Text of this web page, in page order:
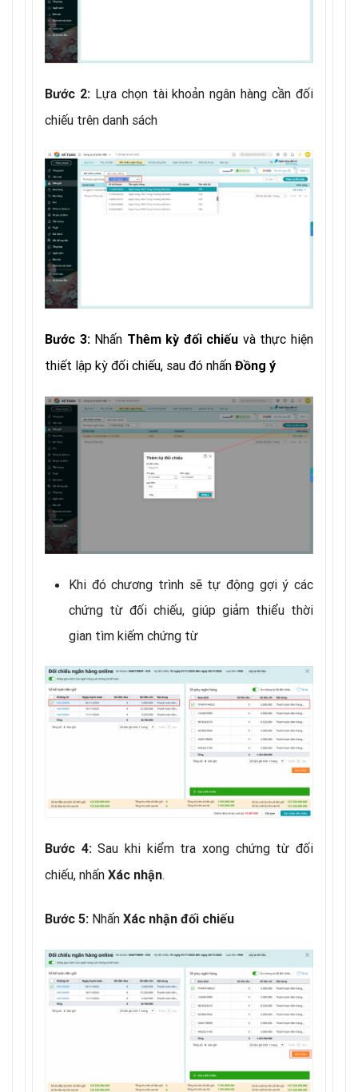
Bước 2:Lựa chọn tài khoản ngân hàng cần đối
chiếu trên danh sách
Bước 3:Nhấn Thêm kỳ đối chiếu và thực hiện
thiết lập kỳ đối chiếu, sau đó nhấn Đồng ý
Khi đó chương trình sẽ tự động gợi ý các
chứng từ đối chiếu, giúp giảm thiểu thời
gian tìm kiếm chứng từ
Bước 4:Sau khi kiểm tra xong chứng từ đối
chiếu, nhấn Xác nhận.
Bước 5: Nhấn Xác nhận đối chiếu